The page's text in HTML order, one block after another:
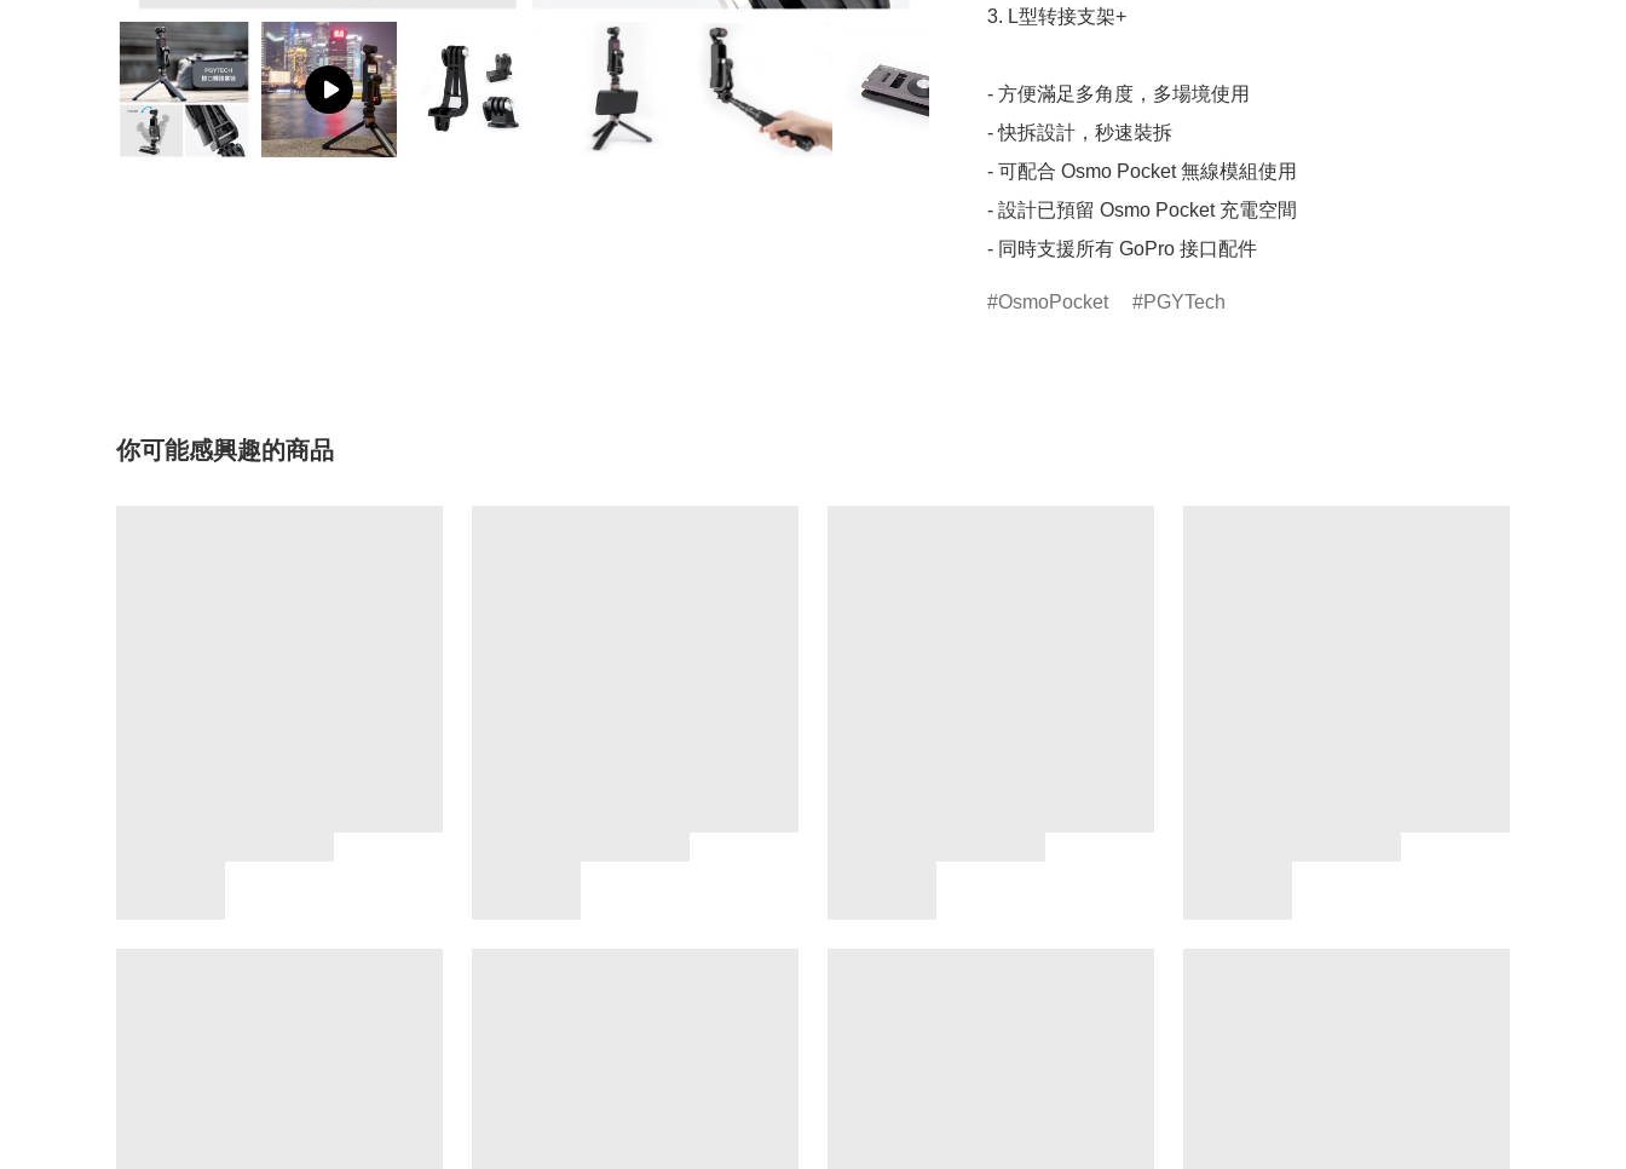
3. L型转接支架+
- 方便滿足多角度，多場境使用
- 快拆設計，秒速裝拆
- 可配合 Osmo Pocket 無線模組使用
- 設計已預留 Osmo Pocket 充電空間
- 同時支援所有 GoPro 接口配件
OsmoPocket PGYTech
你可能感興趣的商品